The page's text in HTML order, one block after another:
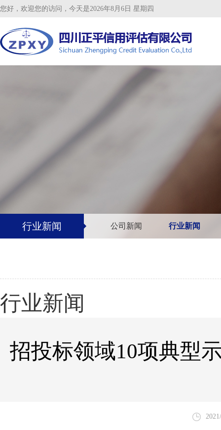
您好，欢迎您的访问，今天是2026年8月6日 星期四
行业新闻 公司新闻 行业新闻
行业新闻
招投标领域10项典型